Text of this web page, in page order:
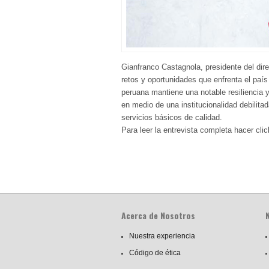
Gianfranco Castagnola, presidente del
retos y oportunidades que enfrenta el
peruana mantiene una notable
en medio de una institucionalidad
servicios básicos de calidad.
Para leer la entrevista completa hacer
Acerca de Nosotros
Nuestra experiencia
Código de ética